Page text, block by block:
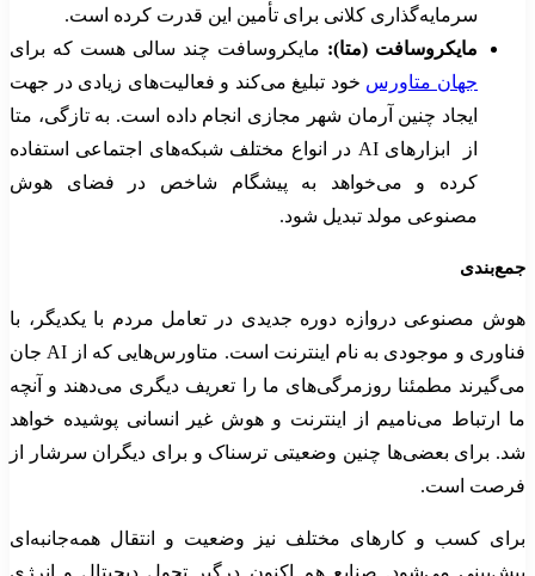
سرمایه‌گذاری کلانی برای تأمین این قدرت کرده است.
مایکروسافت (متا): مایکروسافت چند سالی هست که برای
جهان متاورس خود تبلیغ می‌کند و فعالیت‌های زیادی در جهت
ایجاد چنین آرمان شهر مجازی انجام داده است. به تازگی، متا
از ابزارهای AI در انواع مختلف شبکه‌های اجتماعی استفاده
کرده و می‌خواهد به پیشگام شاخص در فضای هوش
مصنوعی مولد تبدیل شود.
جمع‌بندی
هوش مصنوعی دروازه دوره جدیدی در تعامل مردم با یکدیگر، با
فناوری و موجودی به نام اینترنت است. متاورس‌هایی که از AI جان
می‌گیرند مطمئنا روزمرگی‌های ما را تعریف دیگری می‌دهند و آنچه
ما ارتباط می‌نامیم از اینترنت و هوش غیر انسانی پوشیده خواهد
شد. برای بعضی‌ها چنین وضعیتی ترسناک و برای دیگران سرشار از
فرصت است.
برای کسب‌ و کارهای مختلف نیز وضعیت و انتقال همه‌جانبه‌ای
پیش‌بینی می‌شود. صنایع هم اکنون درگیر تحول دیجیتال و انرژی‌